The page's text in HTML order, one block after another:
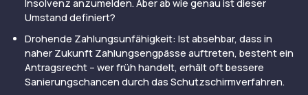
Insolvenz anzumelden. Aber ab wie genau ist dieser
Umstand definiert?
Drohende Zahlungsunfähigkeit: Ist absehbar, dass in
naher Zukunft Zahlungsengpässe auftreten, besteht ein
Antragsrecht – wer früh handelt, erhält oft bessere
Sanierungschancen durch das Schutzschirmverfahren.